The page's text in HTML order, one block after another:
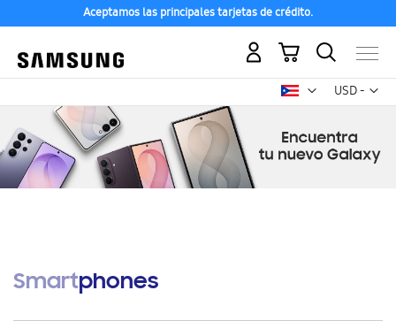
Aceptamos las principales tarjetas de crédito.
USD -
dólar
Mi carrito
Smartphones